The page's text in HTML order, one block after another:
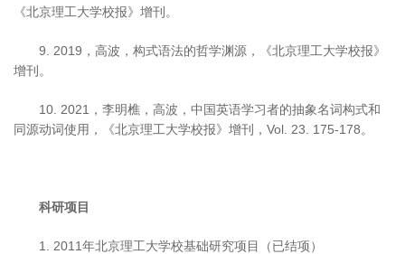
《北京理工大学校报》增刊。
9. 2019，高波，构式语法的哲学渊源，《北京理工大学校报》
增刊。
10. 2021，李明樵，高波，中国英语学习者的抽象名词构式和
同源动词使用，《北京理工大学校报》增刊，Vol. 23. 175-178。
科研项目
1. 2011年北京理工大学校基础研究项目（已结项）